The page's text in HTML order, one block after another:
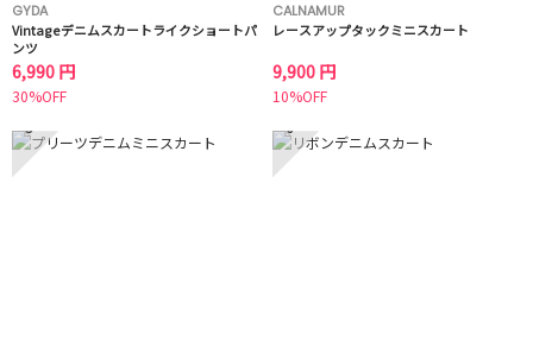
GYDA
Vintageデニムスカートライクショートパ
ンツ
6,990 円
30%OFF
CALNAMUR
レースアップタックミニスカート
9,900 円
10%OFF
5 6